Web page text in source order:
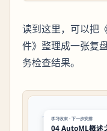
读到这里，可以把
件》整理成一张复
务检查结果。